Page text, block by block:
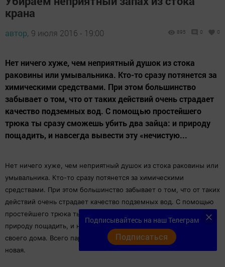
крана
автор, 9 июля 2016 - 19:00 895 0 0
Нет ничего хуже, чем неприятный душок из стока
раковины или умывальника. Кто-то сразу потянется за
химическими средствами. При этом большинство
забывает о том, что от таких действий очень страдает
качество подземных вод. С помощью простейшего
трюка ты сразу сможешь убить два зайца: и природу
пощадить, и навсегда вывести эту «нечистую...
Нет ничего хуже, чем неприятный душок из стока раковины или
умывальника. Кто-то сразу потянется за химическими
средствами. При этом большинство забывает о том, что от таких
действий очень страдает качество подземных вод. С помощью
простейшего трюка ты сразу сможешь убить два зайца: и
природу пощадить, и навсегда вывести эту «нечистую силу» из
своего дома. Всего пару капель этого средства, и раковина как
новая.
Подписывайтесь на наш Телеграм
Подписаться